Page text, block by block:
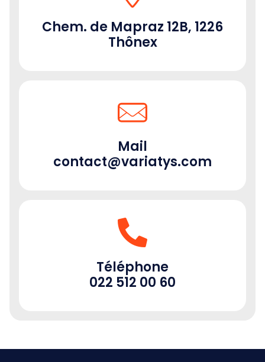
Chem. de Mapraz 12B, 1226
Thônex
Mail
contact@variatys.com
Téléphone
022 512 00 60